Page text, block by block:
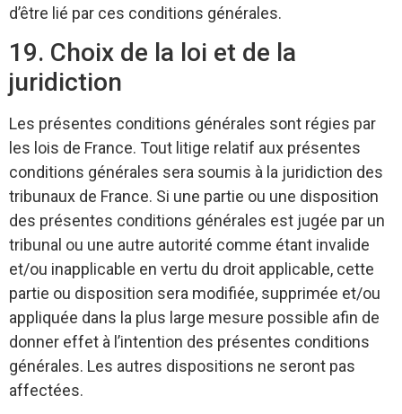
d’être lié par ces conditions générales.
19. Choix de la loi et de la
juridiction
Les présentes conditions générales sont régies par
les lois de France. Tout litige relatif aux présentes
conditions générales sera soumis à la juridiction des
tribunaux de France. Si une partie ou une disposition
des présentes conditions générales est jugée par un
tribunal ou une autre autorité comme étant invalide
et/ou inapplicable en vertu du droit applicable, cette
partie ou disposition sera modifiée, supprimée et/ou
appliquée dans la plus large mesure possible afin de
donner effet à l’intention des présentes conditions
générales. Les autres dispositions ne seront pas
affectées.